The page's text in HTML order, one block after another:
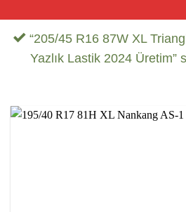
“205/45 R16 87W XL
Yazlık Lastik 2024 Üretim”